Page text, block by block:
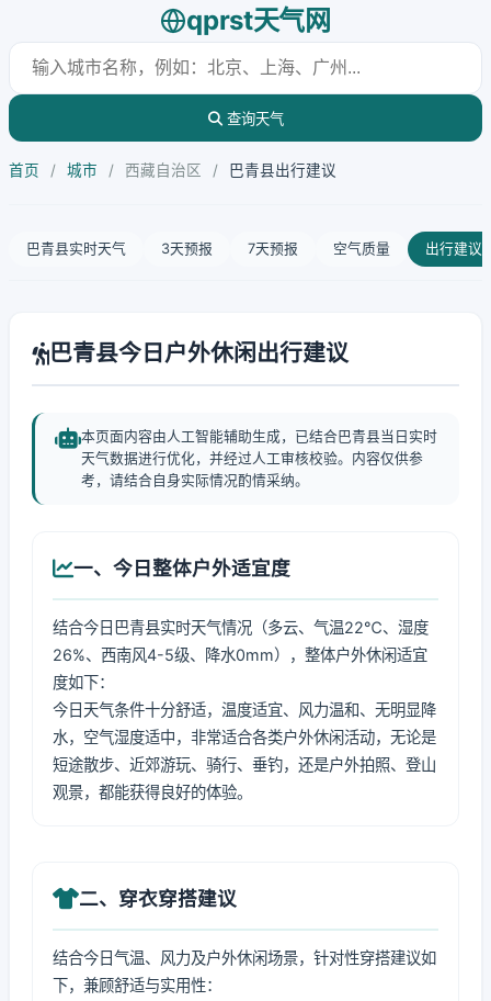
qprst天气网
查询天气
首页 / 城市 / 西藏自治区 / 巴青县出行建议
巴青县实时天气 3天预报 7天预报 空气质量 出行建议
巴青县今日户外休闲出行建议
本页面内容由人工智能辅助生成，已结合巴青县当日实时
天气数据进行优化，并经过人工审核校验。内容仅供参
考，请结合自身实际情况酌情采纳。
一、今日整体户外适宜度
结合今日巴青县实时天气情况（多云、气温22℃、湿度
26%、西南风4-5级、降水0mm），整体户外休闲适宜
度如下：
今日天气条件十分舒适，温度适宜、风力温和、无明显降
水，空气湿度适中，非常适合各类户外休闲活动，无论是
短途散步、近郊游玩、骑行、垂钓，还是户外拍照、登山
观景，都能获得良好的体验。
二、穿衣穿搭建议
结合今日气温、风力及户外休闲场景，针对性穿搭建议如
下，兼顾舒适与实用性：